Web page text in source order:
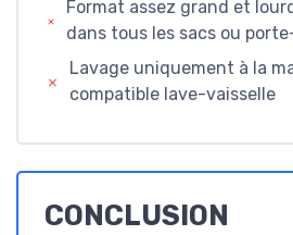
Format assez grand et
dans tous les sacs ou
Lavage uniquement à la
compatible lave-vaisselle
CONCLUSION